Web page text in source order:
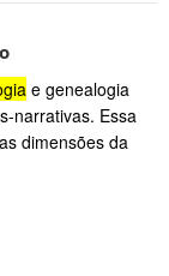
e genealogia
narrativas. Essa
dimensões da